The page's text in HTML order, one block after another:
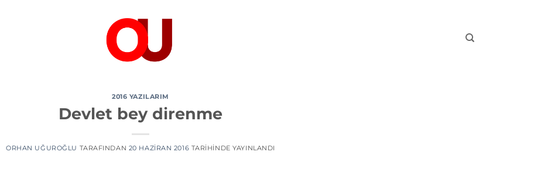
2016 YAZILARIM
Devlet bey direnme
ORHAN UĞUROĞLU TARAFINDAN 20 HAZIRAN 2016 TARIHINDE YAYINLANDI